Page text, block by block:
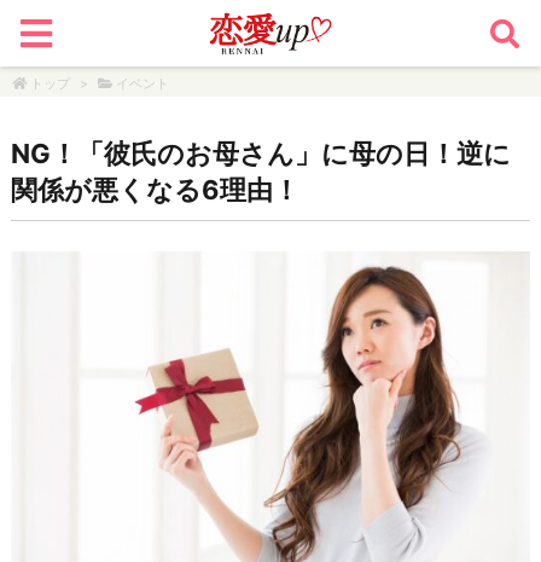
トップ > イベント
NG！「彼氏のお母さん」に母の日！逆に
関係が悪くなる6理由！